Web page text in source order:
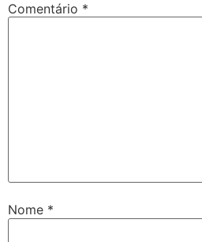
Comentário *
Nome *